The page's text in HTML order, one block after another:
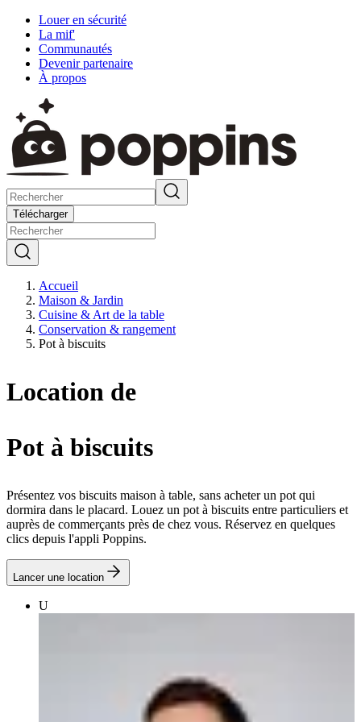
Louer en sécurité
La mif'
Communautés
Devenir partenaire
À propos
Télécharger
Accueil
Maison & Jardin
Cuisine & Art de la table
Conservation & rangement
Pot à biscuits
Location de
Pot à biscuits
Présentez vos biscuits maison à table, sans acheter un pot qui
dormira dans le placard. Louez un pot à biscuits entre particuliers et
auprès de commerçants près de chez vous. Réservez en quelques
clics depuis l'appli Poppins.
Lancer une location
U